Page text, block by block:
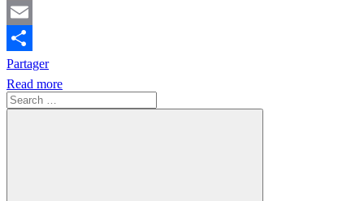
Twitter
Email
Partager
Read more
Search
for: